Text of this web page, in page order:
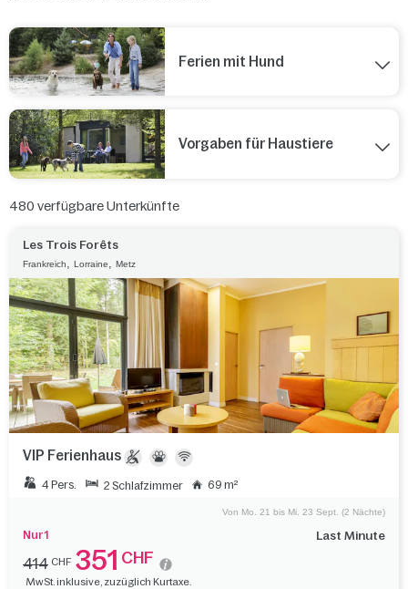
Ferien mit Hund
Vorgaben für Haustiere
480 verfügbare Unterkünfte
Les Trois Forêts
Frankreich Lorraine Metz
VIP Ferienhaus
4 Pers. 2 Schlafzimmer 69 m²
Nur 1 Last Minute
Von Mo. 21 bis Mi. 23 Sept. (2 Nächte)
414 CHF 351 CHF
MwSt. inklusive, zuzüglich Kurtaxe.